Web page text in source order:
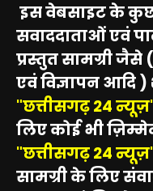
इस वेबसाइट के कुछ
सवाददाताओं एवं
प्रस्तुत सामग्री जैसे
एवं विज्ञापन आदि )
"छत्तीसगढ़ 24
लिए कोई भी
"छत्तीसगढ़ 24
सामग्री के लिए